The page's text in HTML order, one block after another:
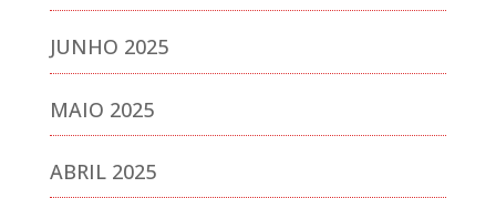
JUNHO 2025
MAIO 2025
ABRIL 2025